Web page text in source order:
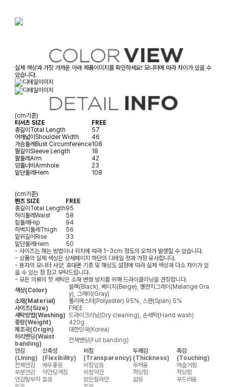
실제 색상과 가장 가까운 아래 제품이미지를 확인하세요! 모니터에 따라 차이가 있을 수
있습니다.
(cm기준)
티셔츠 SIZE
FREE
총길이Total Length
57
어깨넓이Shoulder Width
46
가슴둘레Bust Circumference108
팔길이Sleeve Length
18
팔둘레Arm
42
암홀너비Armhole
23
밑단둘레Hem 108
(cm기준)
팬츠 SIZE
FREE
총길이Total Length95
허리둘레Waist
58
힙둘레Hip
94
허벅지둘레Thigh
56
밑위길이Rise
33
밑단둘레Hem
50
- 사이즈는 재는 방법이나 위치에 따라 1~3cm 정도의 오차가 발생할 수 있습니다.
- 상품의 실제 색상은 상세페이지 하단의 디테일 컷과 가장 유사합니다.
- 용자의 모니터 사양, 휴대폰 기종 및 해상도 설정에 따라 실제 색상과 다소 차이가 있
을 수 있는 점 참고 부탁드립니다.
- 모든 의류의 첫 세탁은 소재 변형 방지를 위해 드라이클리닝을 권장합니다.
색상(Color)
블랙(Black), 베이지(Beige), 멜란지그레이(Melange Gra
y), 그레이(Gray)
소재(Material)
폴리에스터(Polyester) 95%, 스판(Span) 5%
사이즈(Size)
FREE
세탁방법(Washing) 드라이크리닝(Dry cleaning), 손세탁(Hand wash)
중량(Weight)
420g
제조국(Origin)
대한민국(Korea)
허리밴딩(Waist
banding)
전체밴딩(Full banding)
안감
(Lining)
신축성
(Flexibility)
비침
(Transparency)
두께감
(Thickness)
촉감
(Touching)
전체안감
매우좋음 비침있음 두꺼움
까슬거림
부분안감
약간당겨짐 비침약간 적당함
적당함
안감탈부착 없음 밝은칼라만 얇음
부드러움